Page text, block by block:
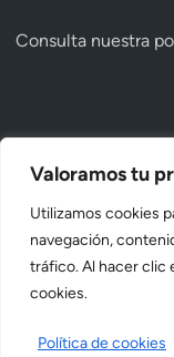
Valoramos tu
Utilizamos cookies
navegación,
tráfico. Al hacer clic
cookies.
Política de cookies
Consulta nuestra